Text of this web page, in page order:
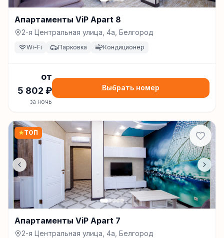
Апартаменты ViP Apart 8
2-я Центральная улица, 4а, Белгород
Wi-Fi Парковка Кондиционер
от
5 802 ₽
за ночь
Выбрать номер
★ТОП
Апартаменты ViP Apart 7
2-я Центральная улица, 4а, Белгород